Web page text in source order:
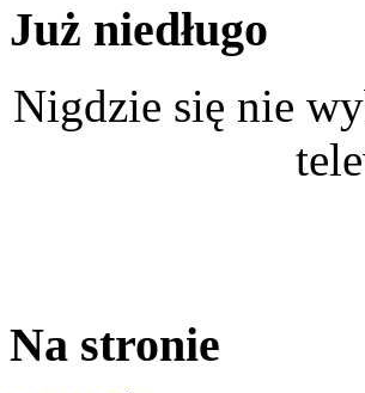
Już niedługo
Nigdzie się nie
Na stronie